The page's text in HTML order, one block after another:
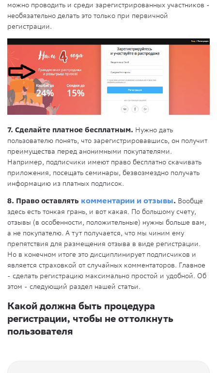
можно проводить и среди зарегистрированных участников -
необязательно делать это только при первичной
регистрации.
7. Сделайте платное бесплатным. Нужно дать
пользователю понять, что зарегистрировавшись, он получит
преимущества перед анонимными покупателями.
Например, подписчики имеют право бесплатно скачивать
приложения, посещать семинары, безвозмездно получать
информацию из платных подписок.
8. Право оставлять комментарии и отзывы. Вообще
здесь есть тонкая грань, и вот какая. По большому счету,
отзывы (в особенности, положительные) нужны больше вам,
а не покупателю. А тут получается, что мы чиним ему
препятствия для размещения отзыва в виде регистрации.
Но в конечном итоге это дисциплинирует подписчиков и
является страховкой от случайных комментаторов. Главное
- сделать регистрацию максимально простой и удобной. Об
этом - следующий раздел нашей статьи.
Какой должна быть процедура
регистрации, чтобы не оттолкнуть
пользователя